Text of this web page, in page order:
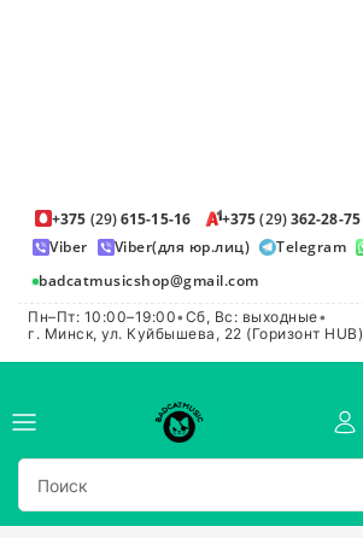
+375 (29)615-15-16 +375(29)362-28-75
Viber
Viber(для юр.лиц) Telegram
badcatmusicshop@gmail.com
Пн–Пт: 10:00–19:00•Сб, Вс: выходные•
г. Минск, ул. Куйбышева, 22 (Горизонт HUB)